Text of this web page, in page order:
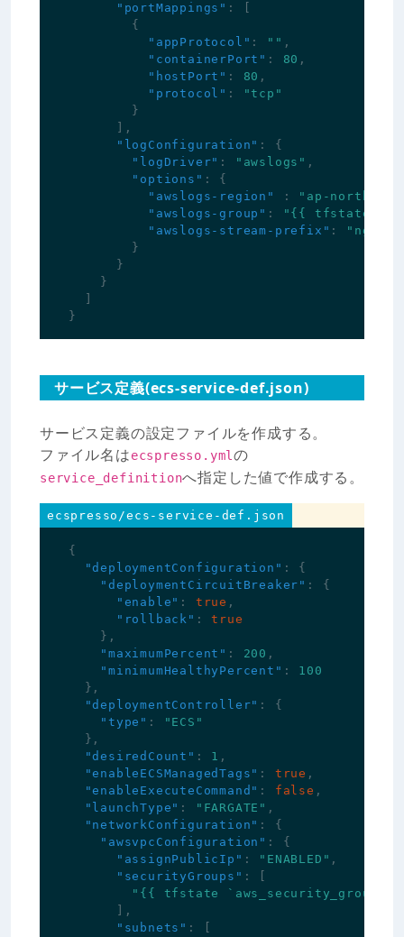
"portMappings" :
[
{
"appProtocol" : "" ,
"containerPort" : 80 ,
"hostPort" : 80 ,
"protocol" :
"tcp"
}
],
"logConfiguration" :
{
"logDriver" : "awslogs" ,
"options" :
{
"awslogs-region"
:
"ap-
"awslogs-group" :
"{{ tfstate
"awslogs-stream-prefix" :
}
}
}
]
}
サービス定義(ecs-service-def.json)
サービス定義の設定ファイルを作成する。
ファイル名はecspresso.ymlの
service_definitionへ指定した値で作成する。
ecspresso/ecs-service-def.json
{
"deploymentConfiguration" :
{
"deploymentCircuitBreaker" :
{
"enable" : true ,
"rollback" :
true
},
"maximumPercent" : 200 ,
"minimumHealthyPercent" :
100
},
"deploymentController" :
{
"type" :
"ECS"
},
"desiredCount" : 1 ,
"enableECSManagedTags" : true ,
"enableExecuteCommand" : false ,
"launchType" : "FARGATE" ,
"networkConfiguration" :
{
"awsvpcConfiguration" :
{
"assignPublicIp" : "ENABLED" ,
"securityGroups" :
[
"{{ tfstate
],
"subnets" : [